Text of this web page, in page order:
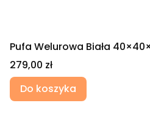
Pufa Welurowa Biała
Cena
279,00 zł
Do koszyka